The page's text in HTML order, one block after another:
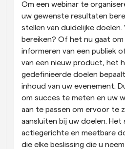
Om een webinar te
uw gewenste resultaten
stellen van duidelijke
bereiken? Of het nu gaat
informeren van een publiek
van een nieuw product, het
gedefinieerde doelen
inhoud van uw evenement.
om succes te meten en uw
aan te passen om ervoor te
aansluiten bij uw doelen. Het
actiegerichte en meetbare
die elke beslissing die u